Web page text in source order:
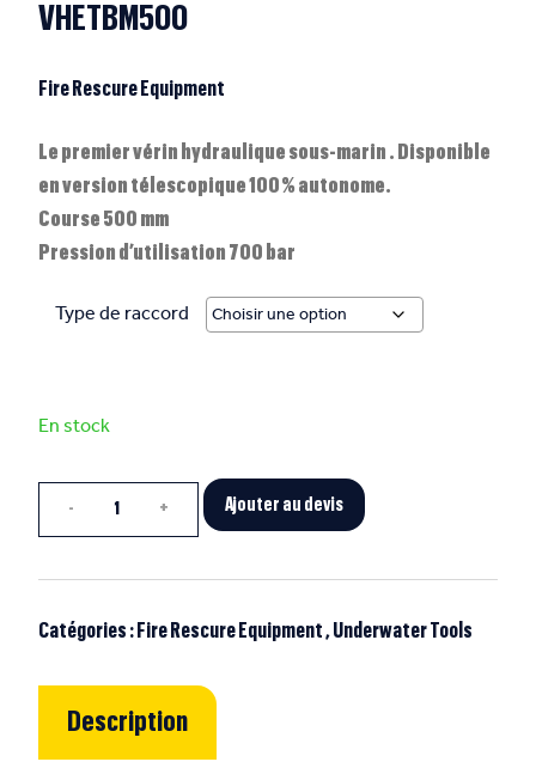
VHETBM500
Fire Rescure Equipment
Le premier vérin hydraulique sous-marin . Disponible
en version télescopique 100 % autonome.
Course 500 mm
Pression d’utilisation 700 bar
Type de raccord
En stock
Ajouter au devis
Catégories : Fire Rescure Equipment,Underwater Tools
Description